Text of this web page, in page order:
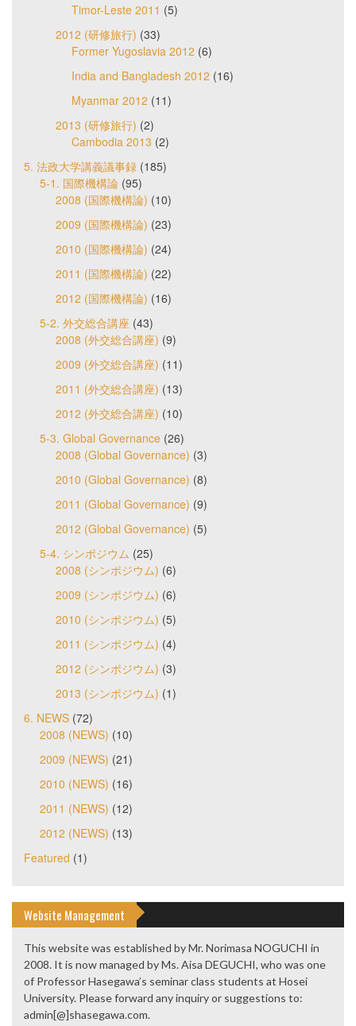
Timor-Leste 2011 (5)
2012 (研修旅行) (33)
Former Yugoslavia 2012 (6)
India and Bangladesh 2012 (16)
Myanmar 2012 (11)
2013 (研修旅行) (2)
Cambodia 2013 (2)
5. 法政大学講義議事録 (185)
5-1. 国際機構論 (95)
2008 (国際機構論) (10)
2009 (国際機構論) (23)
2010 (国際機構論) (24)
2011 (国際機構論) (22)
2012 (国際機構論) (16)
5-2. 外交総合講座 (43)
2008 (外交総合講座) (9)
2009 (外交総合講座) (11)
2011 (外交総合講座) (13)
2012 (外交総合講座) (10)
5-3. Global Governance (26)
2008 (Global Governance) (3)
2010 (Global Governance) (8)
2011 (Global Governance) (9)
2012 (Global Governance) (5)
5-4. シンポジウム (25)
2008 (シンポジウム) (6)
2009 (シンポジウム) (6)
2010 (シンポジウム) (5)
2011 (シンポジウム) (4)
2012 (シンポジウム) (3)
2013 (シンポジウム) (1)
6. NEWS (72)
2008 (NEWS) (10)
2009 (NEWS) (21)
2010 (NEWS) (16)
2011 (NEWS) (12)
2012 (NEWS) (13)
Featured (1)
Website Management
This website was established by Mr. Norimasa NOGUCHI in
2008. It is now managed by Ms. Aisa DEGUCHI, who was one
of Professor Hasegawa’s seminar class students at Hosei
University. Please forward any inquiry or suggestions to:
admin[@]shasegawa.com.